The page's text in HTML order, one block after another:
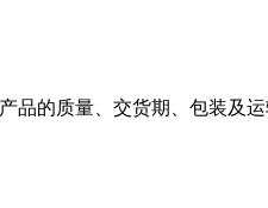
品的质量、交货期、包装及